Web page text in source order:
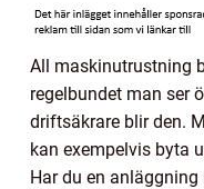
All maskinutrustning
regelbundet man ser
driftsäkrare blir den.
kan exempelvis byta
Har du en